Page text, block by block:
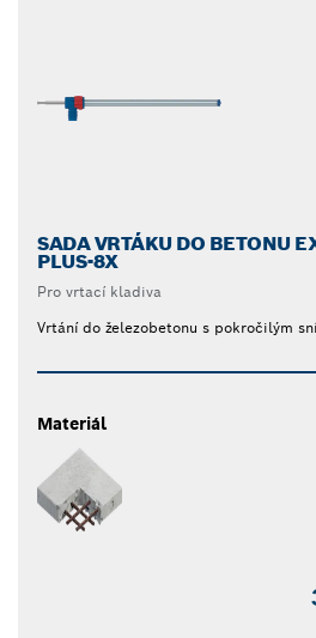
SADA VRTÁKU DO BETONU
PLUS-8X
Pro vrtací kladiva
Vrtání do železobetonu s pokročilým
Materiál